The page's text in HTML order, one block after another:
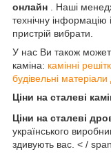
онлайн
. Наші
технічну інформацію
пристрій вибрати.
У нас Ви також
каміна: камінні
будівельні матеріали
Ціни на сталеві
Ціни на сталеві
українського
здивують вас. < /